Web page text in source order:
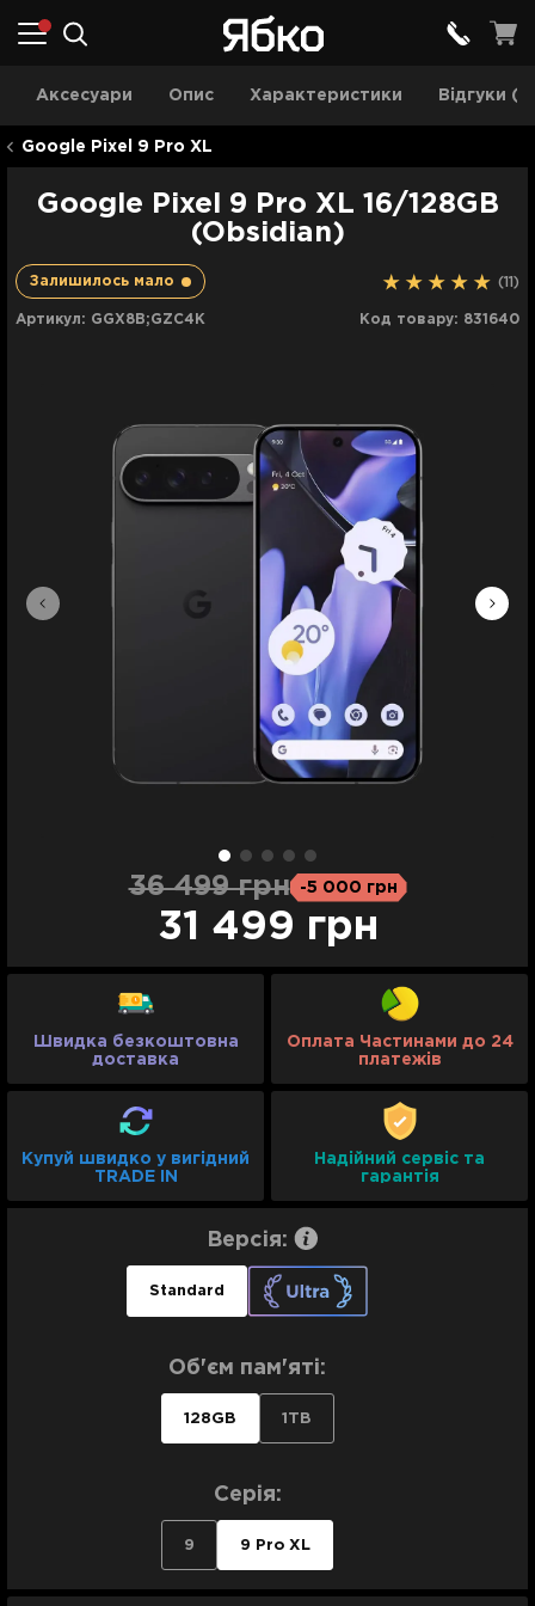
Aксесуари Опис Характеристики Відгуки
Google Pixel 9 Pro XL
Google Pixel 9 Pro XL 16/128GB
(Obsidian)
Залишилось мало
Код товару: 831640
Артикул: GGX8B;GZC4K
(11)
36 499 грн -5 000 грн
31 499 грн
Швидка безкоштовна
доставка
Оплата Частинами до 24
платежів
Купуй швидко у вигідний
TRADE IN
Надійний сервіс та
гарантія
Версія:
Standard
Об'єм пам'яті:
128GB 1TB
Серія:
9 9 Pro XL